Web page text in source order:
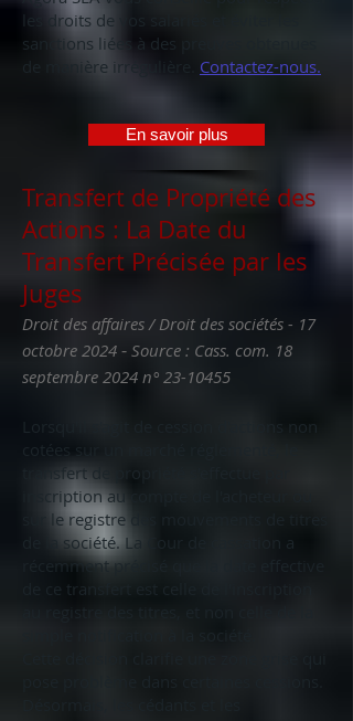
les droits de vos salariés et éviter les
sanctions liées à des preuves obtenues
de manière irrégulière. Contactez-nous.
En savoir plus
Transfert de Propriété des
Actions : La Date du
Transfert Précisée par les
Juges
Droit des affaires / Droit des sociétés - 17
octobre 2024 - Source : Cass. com. 18
septembre 2024 n° 23-10455
Lorsqu'il s'agit de cession d'actions non
transfert de propriété s'effectue par
inscription au compte de l'acheteur ou
sur le registre des mouvements de titres
de la société. La Cour de cassation a
récemment précisé que la date effective
de ce transfert est celle de l'inscription